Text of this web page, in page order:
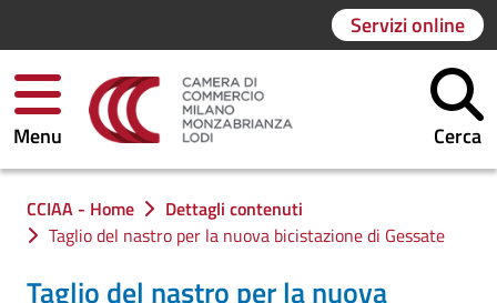
Servizi online
Menu Cerca
Ti trovi in:
CCIAA - Home
Dettagli contenuti
Taglio del nastro per la nuova bicistazione di Gessate
Taglio del nastro per la nuova